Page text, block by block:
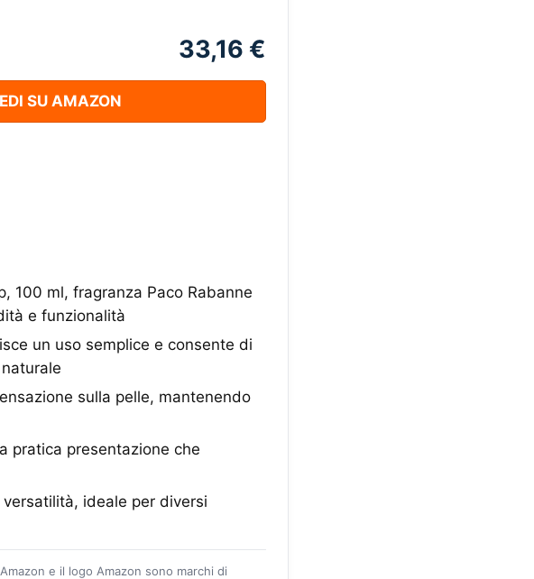
33,16 €
SU AMAZON
100 ml, fragranza Paco Rabanne
e funzionalità
un uso semplice e consente di
sulla pelle, mantenendo
pratica presentazione che
ideale per diversi
e il logo Amazon sono marchi di